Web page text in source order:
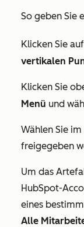
So geben Sie
Klicken Sie
vertikalen
Klicken Sie
Menü und
Wählen Sie
freigegeben
Um das
HubSpot-
eines
Alle